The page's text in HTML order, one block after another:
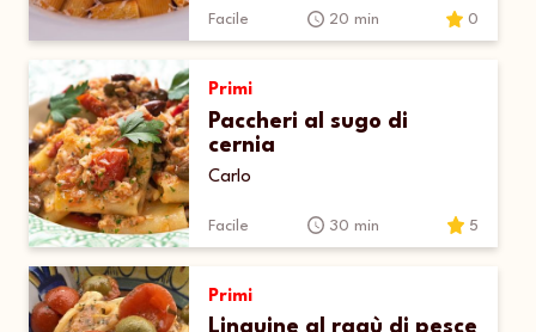
Facile 20 min 0
Primi
Paccheri al sugo di
cernia
Carlo
Facile 30 min 5
Primi